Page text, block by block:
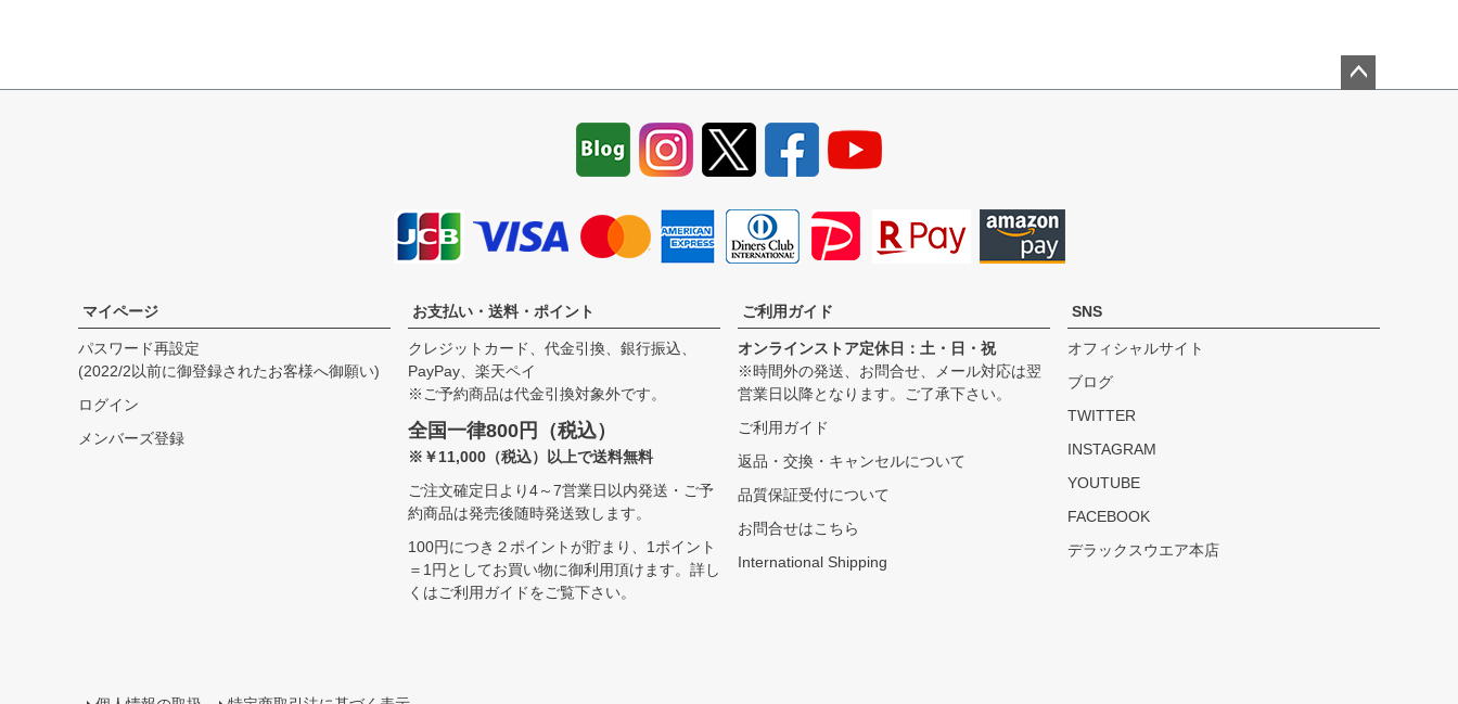
XL
73.5cm
USM73.5cm63.5cm
USL 76.0cm 66.5cm 64.5cm49.0cm
マイページ
パスワード再設定
(2022/2以前に御登録されたお客様へ御願い)
ログイン
メンバーズ登録
お支払い・送料・ポイント
クレジットカード、代金引換、銀行振込、
PayPay、楽天ペイ
※ご予約商品は代金引換対象外です。
全国一律800円（税込）
※￥11,000（税込）以上で送料無料
ご注文確定日より4～7営業日以内発送・ご予
約商品は発売後随時発送致します。
100円につき２ポイントが貯まり、1ポイント
＝1円としてお買い物に御利用頂けます。 詳し
くはご利用ガイドをご覧下さい。
ご利用ガイド
オンラインストア定休日：土・日・祝
※時間外の発送、お問合せ、メール対応は翌
営業日以降となります。ご了承下さい。
ご利用ガイド
返品・交換・キャンセルについて
品質保証受付について
お問合せはこちら
International Shipping
SNS
オフィシャルサイト
ブログ
TWITTER
INSTAGRAM
YOUTUBE
FACEBOOK
デラックスウエア本店